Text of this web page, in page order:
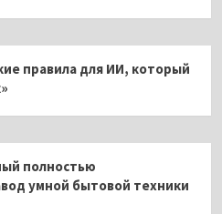
правила для ИИ, который
полностью
умной бытовой техники